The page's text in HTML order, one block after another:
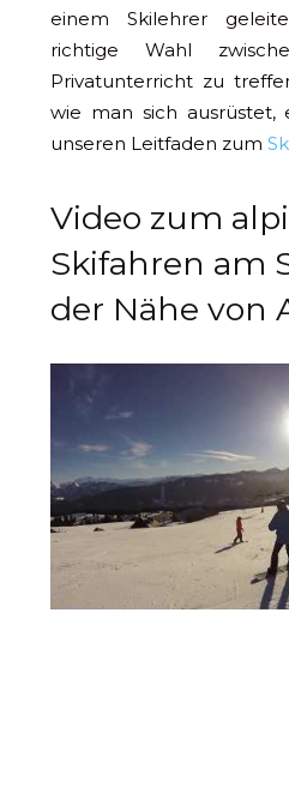
einem Skilehrer
richtige Wahl
Privatunterricht zu
wie man sich
unseren Leitfaden zum
Video zum
Skifahren am
der Nähe von